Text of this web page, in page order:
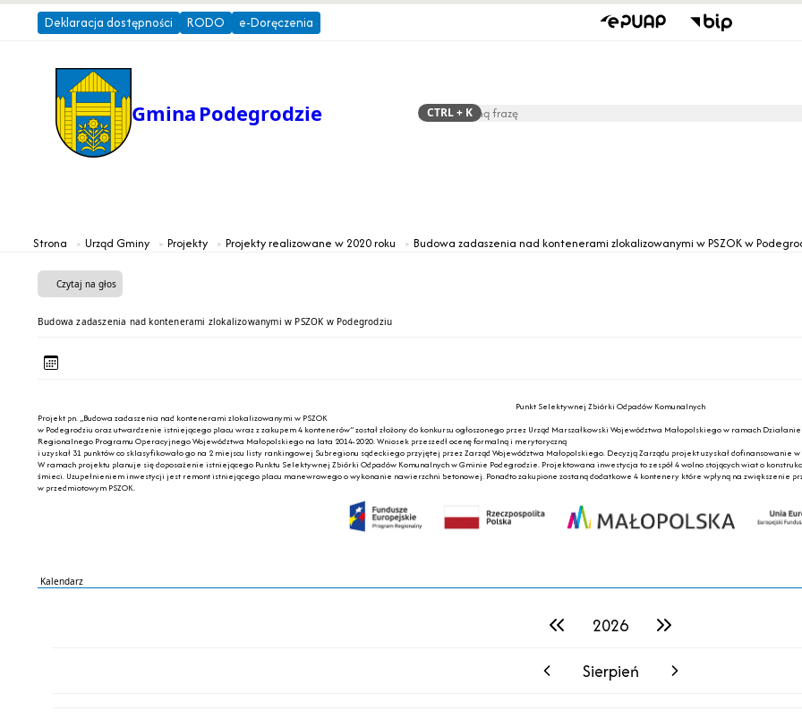
Deklaracja dostępności RODO e-Doręczenia
Gmina Podegrodzie Szukaj
CTRL+ K
Strona Urząd Gminy Projekty Projekty realizowane w 2020 roku Budowa zadaszenia nad kontenerami zlokalizowanymi w PSZOK w
Czytaj na głos
Budowa zadaszenia nad kontenerami zlokalizowanymi w PSZOK w Podegrodziu
Punkt Selektywnej Zbiórki Odpadów Komunalnych
Projekt pn. „Budowa zadaszenia nad kontenerami zlokalizowanymi w PSZOK
w Podegrodziu oraz utwardzenie istniejącego placu wraz z zakupem 4 kontenerów” został złożony do konkursu ogłoszonego przez Urząd Marszałkowski Województwa Małopolskiego w ramach
Regionalnego Programu Operacyjnego Województwa Małopolskiego na lata 2014-2020. Wniosek przeszedł ocenę formalną i merytoryczną
i uzyskał 31 punktów co sklasyfikowało go na 2 miejscu listy rankingowej Subregionu sądeckiego przyjętej przez Zarząd Województwa Małopolskiego. Decyzją Zarządu projekt uzyskał dofinansowanie
W ramach projektu planuje się doposażenie istniejącego Punktu Selektywnej Zbiórki Odpadów Komunalnych w Gminie Podegrodzie. Projektowana inwestycja to zespół 4 wolno stojących wiat o
śmieci. Uzupełnieniem inwestycji jest remont istniejącego placu manewrowego o wykonanie nawierzchni betonowej. Ponadto zakupione zostaną dodatkowe 4 kontenery które wpłyną na zwiększenie
w przedmiotowym PSZOK.
Kalendarz
poprzedni rok2026 następny rok
poprzedni miesiącSierpień następny miesiąc